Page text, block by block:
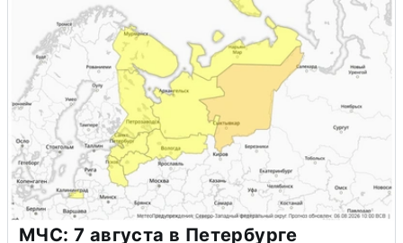
МЧС: 7 августа в Петербурге